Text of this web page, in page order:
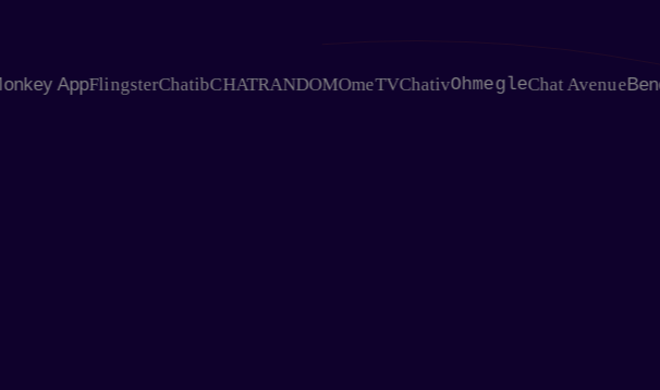
AppFlingsterChatibCHATRANDOMOmeTVChativOhmegleChat AvenueBeneChat